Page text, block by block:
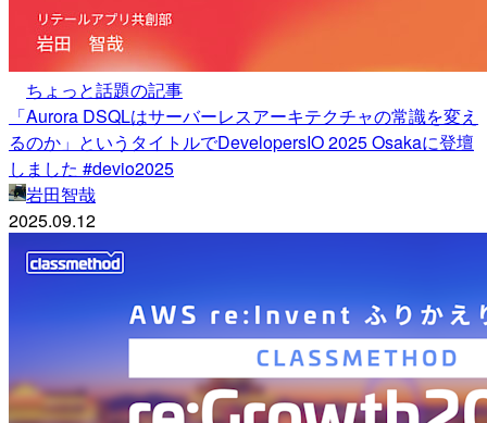
ちょっと話題の記事
「Aurora DSQLはサーバーレスアーキテクチャの常識を変え
るのか」というタイトルでDevelopersIO 2025 Osakaに登壇
しました #devio2025
岩田智哉
2025.09.12